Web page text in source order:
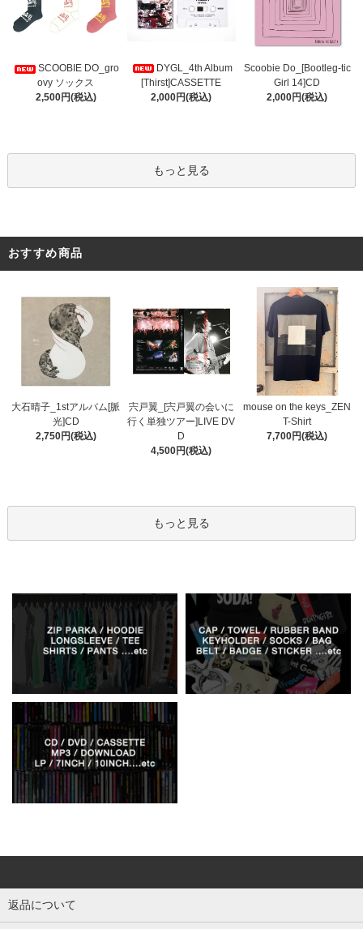
SCOOBIE DO_gro
ovy ソックス
2,500円(税込)
DYGL_4th Album
[Thirst]CASSETTE
2,000円(税込)
Scoobie Do_[Bootleg-tic
Girl 14]CD
2,000円(税込)
もっと見る
おすすめ商品
大石晴子_1stアルバム[脈
光]CD
2,750円(税込)
宍戸翼_[宍戸翼の会いに
行く単独ツアー]LIVE DV
D
4,500円(税込)
mouse on the keys_ZEN
T-Shirt
7,700円(税込)
もっと見る
返品について